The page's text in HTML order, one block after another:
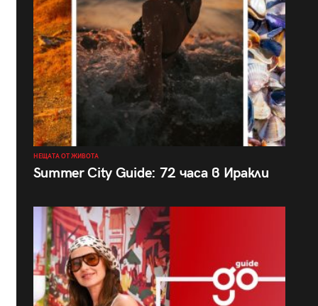
НЕЩАТА ОТ ЖИВОТА
Summer City Guide: 72 часа в Иракли